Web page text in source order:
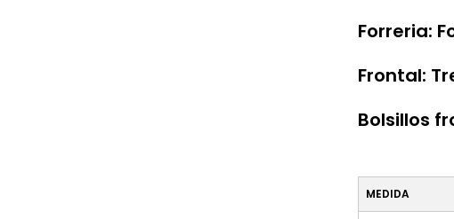
Forreria:
Frontal:
Bolsillos
MEDIDA